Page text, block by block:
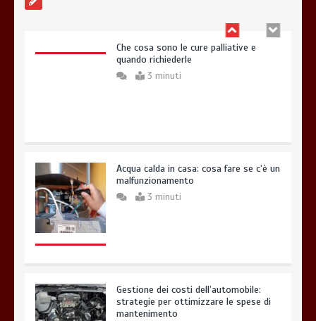
Che cosa sono le cure palliative e
quando richiederle
3 minuti
Acqua calda in casa: cosa fare se c’è un
malfunzionamento
3 minuti
Gestione dei costi dell’automobile:
strategie per ottimizzare le spese di
mantenimento